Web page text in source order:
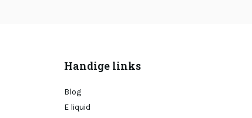
Handige links
Blog
E liquid